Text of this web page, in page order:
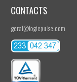
CONTACTS
geral@logicpulse.com